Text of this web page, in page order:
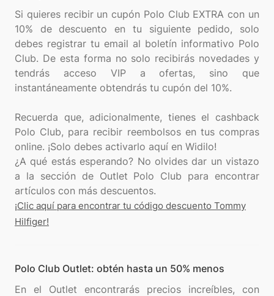
Si quieres recibir un cupón Polo Club EXTRA con un
10% de descuento en tu siguiente pedido, solo
debes registrar tu email al boletín informativo Polo
Club. De esta forma no solo recibirás novedades y
tendrás acceso VIP a ofertas, sino que
instantáneamente obtendrás tu cupón del 10%.
Recuerda que, adicionalmente, tienes el cashback
Polo Club, para recibir reembolsos en tus compras
online. ¡Solo debes activarlo aquí en Widilo!
¿A qué estás esperando? No olvides dar un vistazo
a la sección de Outlet Polo Club para encontrar
¡Clic aquí para encontrar tu código descuento Tommy
Hilfiger!
Polo Club Outlet: obtén hasta un 50% menos
En el Outlet encontrarás precios increíbles, con